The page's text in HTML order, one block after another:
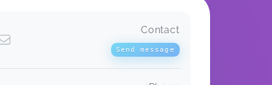
Hat Spaß gemacht und ist von Mel
pädagogisch sehr wertvoll begleitet
Kinderturnen Maxis (ca. 2 bis 3 Jahre)
Contact
Send message